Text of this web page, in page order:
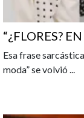
“¿FLORES?
Esa frase
moda” se volvió